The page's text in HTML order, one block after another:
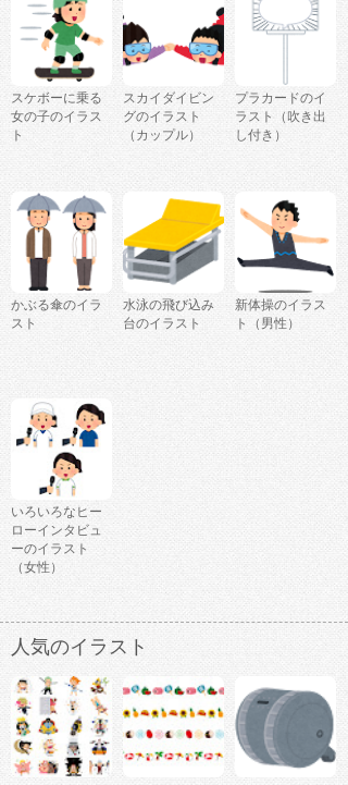
スケボーに乗る
女の子のイラス
ト
スカイダイビン
グのイラスト
（カップル）
プラカードのイ
ラスト（吹き出
し付き）
かぶる傘のイラ
スト
水泳の飛び込み
台のイラスト
新体操のイラス
ト（男性）
いろいろなヒー
ローインタビュ
ーのイラスト
（女性）
人気のイラスト